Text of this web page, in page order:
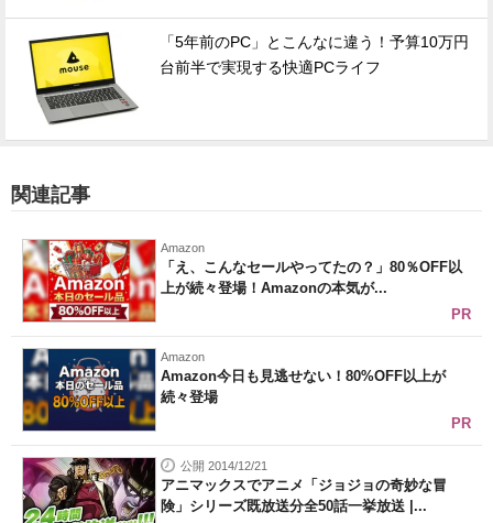
「5年前のPC」とこんなに違う！予算10万円
台前半で実現する快適PCライフ
関連記事
Amazon
「え、こんなセールやってたの？」80％OFF以
上が続々登場！Amazonの本気が...
PR
Amazon
Amazon今日も見逃せない！80%OFF以上が
続々登場
PR
公開 2014/12/21
アニマックスでアニメ「ジョジョの奇妙な冒
険」シリーズ既放送分全50話一挙放送 |...